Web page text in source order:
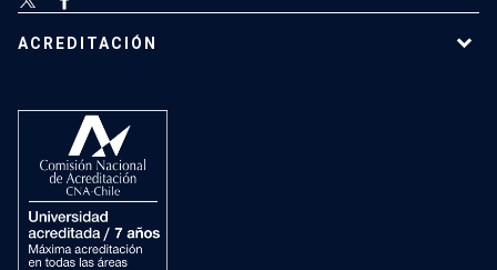
ACREDITACIÓN